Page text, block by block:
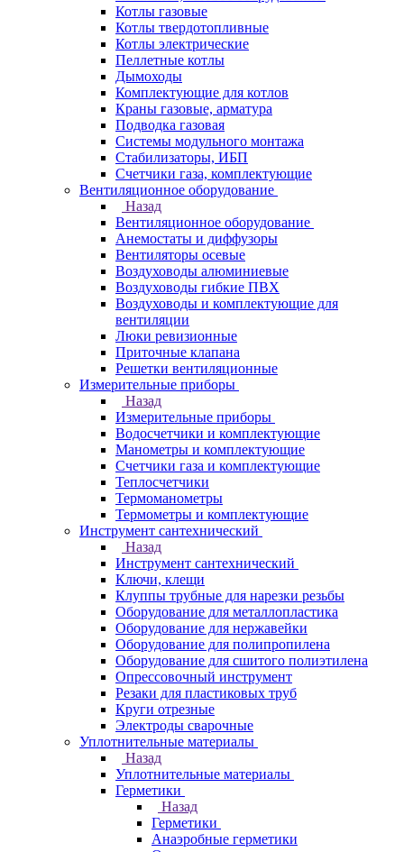
Котлы газовые
Котлы твердотопливные
Котлы электрические
Пеллетные котлы
Дымоходы
Комплектующие для котлов
Краны газовые, арматура
Подводка газовая
Системы модульного монтажа
Стабилизаторы, ИБП
Счетчики газа, комплектующие
Вентиляционное оборудование
Назад
Вентиляционное оборудование
Анемостаты и диффузоры
Вентиляторы осевые
Воздуховоды алюминиевые
Воздуховоды гибкие ПВХ
Воздуховоды и комплектующие для
вентиляции
Люки ревизионные
Приточные клапана
Решетки вентиляционные
Измерительные приборы
Назад
Измерительные приборы
Водосчетчики и комплектующие
Манометры и комплектующие
Счетчики газа и комплектующие
Теплосчетчики
Термоманометры
Термометры и комплектующие
Инструмент сантехнический
Назад
Инструмент сантехнический
Ключи, клещи
Клуппы трубные для нарезки резьбы
Оборудование для металлопластика
Оборудование для нержавейки
Оборудование для полипропилена
Оборудование для сшитого полиэтилена
Опрессовочный инструмент
Резаки для пластиковых труб
Круги отрезные
Электроды сварочные
Уплотнительные материалы
Назад
Уплотнительные материалы
Герметики
Назад
Герметики
Анаэробные герметики